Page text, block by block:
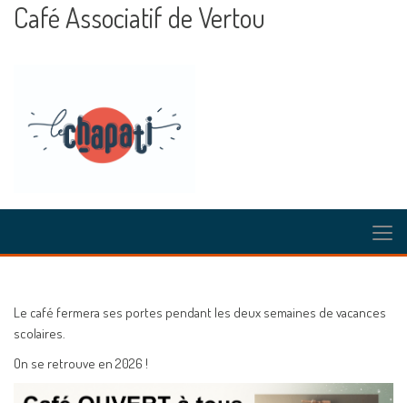
Café Associatif de Vertou
Le café fermera ses portes pendant les deux semaines de vacances
scolaires.
On se retrouve en 2026 !